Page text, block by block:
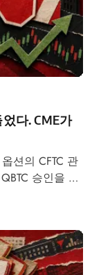
다. CME가
션의 CFTC 관
승인을 동